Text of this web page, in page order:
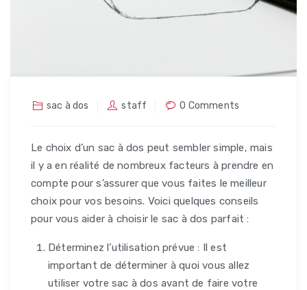
sac à dos staff 0 Comments
Le choix d’un sac à dos peut sembler simple, mais
il y a en réalité de nombreux facteurs à prendre en
compte pour s’assurer que vous faites le meilleur
choix pour vos besoins. Voici quelques conseils
pour vous aider à choisir le sac à dos parfait :
Déterminez l’utilisation prévue : Il est
important de déterminer à quoi vous allez
utiliser votre sac à dos avant de faire votre